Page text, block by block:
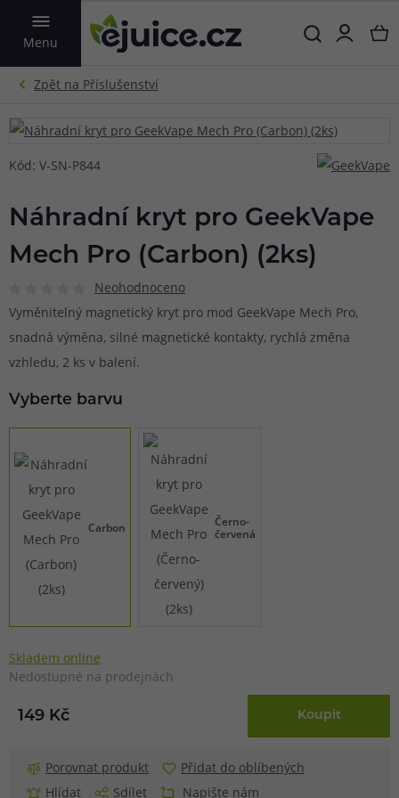
Menu
VYHLEDAT
Kód: V-SN-P844
Náhradní kryt pro GeekVape
Mech Pro (Carbon) (2ks)
Neohodnoceno
Vyměnitelný magnetický kryt pro mod GeekVape Mech Pro,
snadná výměna, silné magnetické kontakty, rychlá změna
vzhledu, 2 ks v balení.
Vyberte barvu
Carbon
Černo-
červená
Skladem online
Nedostupné na prodejnách
149 Kč Koupit
Porovnat produkt
Přidat do oblíbených
Hlídat
Sdílet Napište nám